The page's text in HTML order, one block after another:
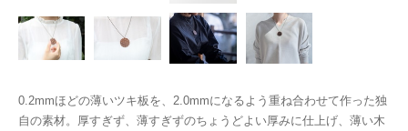
0.2mmほどの薄いツキ板を、2.0mmになるよう重ね合わせて作った独
自の素材。厚すぎず、薄すぎずのちょうどよい厚みに仕上げ、薄い木